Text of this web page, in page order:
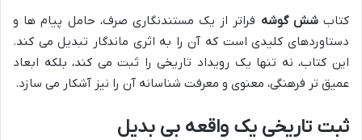
کتابشش گوشه فراتر از یک مستندنگاری صرف، حامل پیام ها و
دستاوردهای کلیدی است که آن را به اثری ماندگار تبدیل می کند.
این کتاب، نه تنها یک رویداد تاریخی را ثبت می کند، بلکه ابعاد
عمیق تر فرهنگی، معنوی و معرفت شناسانه آن را نیز آشکار می سازد.
ثبت تاریخی یک واقعه بی بدیل